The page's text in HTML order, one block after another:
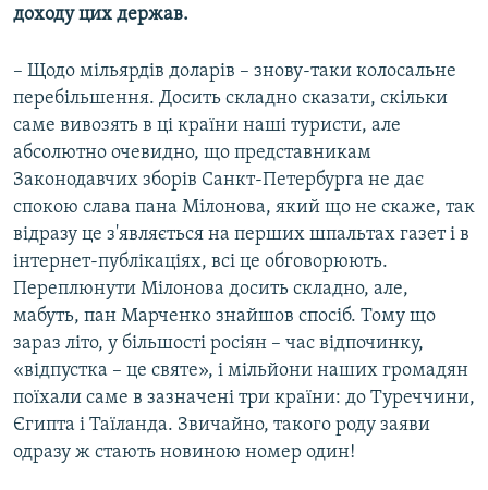
доходу цих держав.
– Щодо мільярдів доларів – знову-таки колосальне
перебільшення. Досить складно сказати, скільки
саме вивозять в ці країни наші туристи, але
абсолютно очевидно, що представникам
Законодавчих зборів Санкт-Петербурга не дає
спокою слава пана Мілонова, який що не скаже, так
відразу це з'являється на перших шпальтах газет і в
інтернет-публікаціях, всі це обговорюють.
Переплюнути Мілонова досить складно, але,
мабуть, пан Марченко знайшов спосіб. Тому що
зараз літо, у більшості росіян – час відпочинку,
«відпустка – це святе», і мільйони наших громадян
поїхали саме в зазначені три країни: до Туреччини,
Єгипта і Таїланда. Звичайно, такого роду заяви
одразу ж стають новиною номер один!